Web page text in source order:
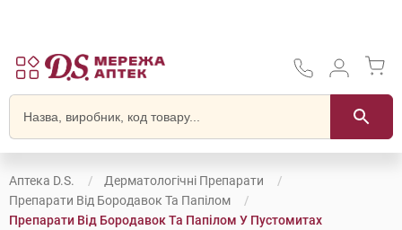
Аптека D.S.
Дерматологічні Препарати
Препарати Від Бородавок Та Папілом
Препарати Від Бородавок Та Папілом У Пустомитах